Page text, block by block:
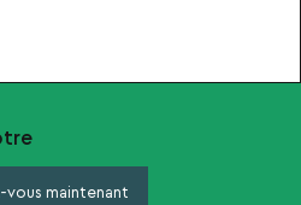
vous maintenant